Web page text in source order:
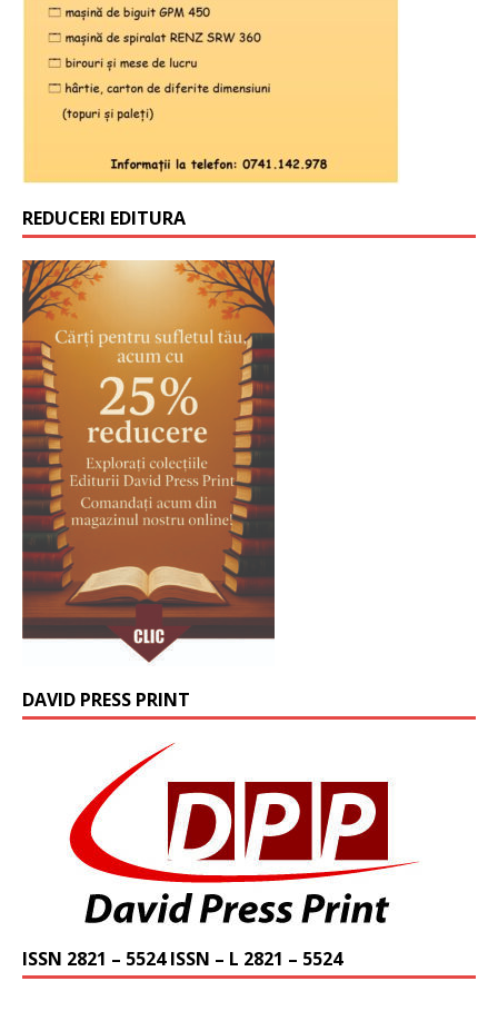
REDUCERI EDITURA
DAVID PRESS PRINT
ISSN 2821 – 5524 ISSN – L 2821 – 5524